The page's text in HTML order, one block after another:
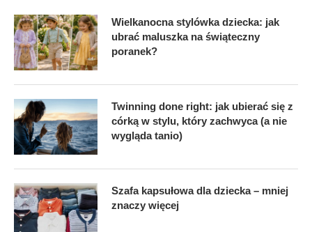
Wielkanocna stylówka dziecka: jak
ubrać maluszka na świąteczny
poranek?
Twinning done right: jak ubierać się z
córką w stylu, który zachwyca (a nie
wygląda tanio)
Szafa kapsułowa dla dziecka – mniej
znaczy więcej